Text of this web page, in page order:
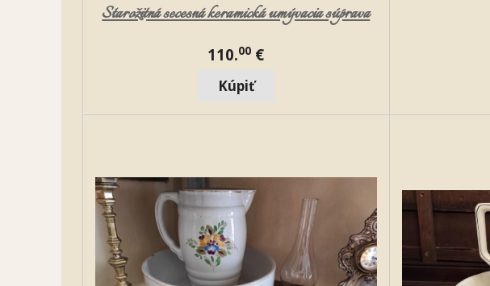
Starožitná secesná keramická umývacia súprava
110.00 €